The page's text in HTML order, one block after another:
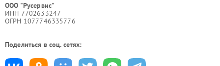
ООО "Русервис"
ИНН 7702633247
ОГРН 1077746335776
Поделиться в соц. сетях: